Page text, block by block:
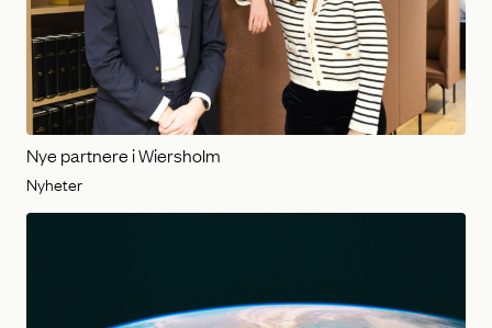
Nye partnere i Wiersholm
Nyheter